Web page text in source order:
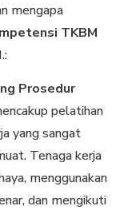
mengapa
TKBM
Prosedur
pelatihan
yang sangat
Tenaga kerja
menggunakan
dan mengikuti